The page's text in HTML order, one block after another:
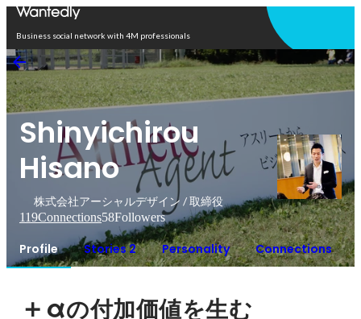
Business social network with 4M professionals
Shinyichirou
Hisano
株式会社アーシャルデザイン / 取締役
119Connections58Followers
Profile Stories 2 Personality Connections
＋αの付加価値を生む